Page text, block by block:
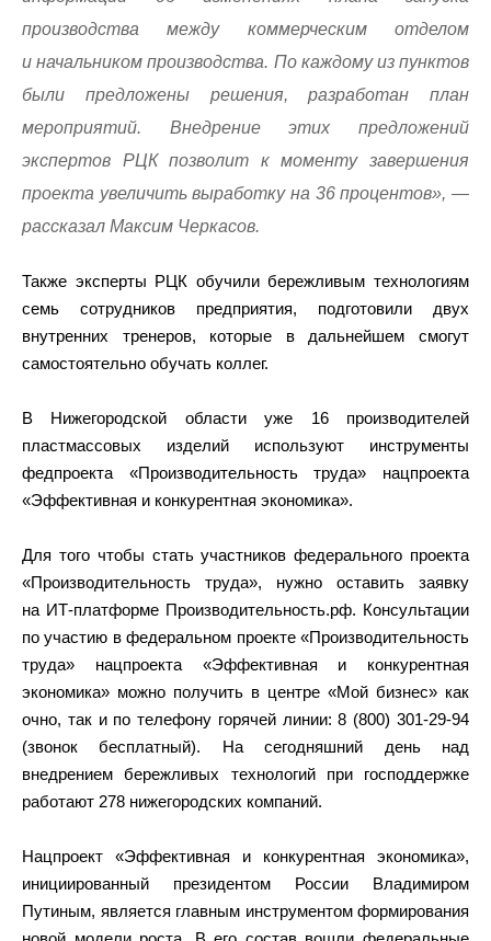
производства между коммерческим отделом
и начальником производства. По каждому из пунктов
были предложены решения, разработан план
мероприятий. Внедрение этих предложений
экспертов РЦК позволит к моменту завершения
проекта увеличить выработку на 36 процентов», —
рассказал Максим Черкасов.
Также эксперты РЦК обучили бережливым технологиям
семь сотрудников предприятия, подготовили двух
внутренних тренеров, которые в дальнейшем смогут
самостоятельно обучать коллег.
В Нижегородской области уже 16 производителей
пластмассовых изделий используют инструменты
федпроекта «Производительность труда» нацпроекта
«Эффективная и конкурентная экономика».
Для того чтобы стать участников федерального проекта
«Производительность труда», нужно оставить заявку
на ИТ-платформе Производительность.рф. Консультации
по участию в федеральном проекте «Производительность
труда» нацпроекта «Эффективная и конкурентная
экономика» можно получить в центре «Мой бизнес» как
очно, так и по телефону горячей линии: 8 (800) 301-29-94
(звонок бесплатный). На сегодняшний день над
внедрением бережливых технологий при господдержке
работают 278 нижегородских компаний.
Нацпроект «Эффективная и конкурентная экономика»,
инициированный президентом России Владимиром
Путиным, является главным инструментом формирования